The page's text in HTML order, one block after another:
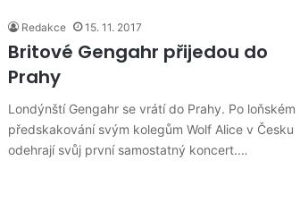
Redakce 15. 11. 2017
Britové Gengahr přijedou do
Prahy
Londýnští Gengahr se vrátí do Prahy. Po loňském
předskakování svým kolegům Wolf Alice v Česku
odehrají svůj první samostatný koncert.…